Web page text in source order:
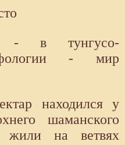
- в тунгусо-
- мир
находился у
шаманского
на ветвях